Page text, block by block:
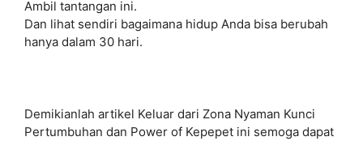
Ambil tantangan ini.
Dan lihat sendiri bagaimana hidup Anda bisa berubah
hanya dalam 30 hari.
Demikianlah artikel Keluar dari Zona Nyaman Kunci
Pertumbuhan dan Power of Kepepet ini semoga dapat